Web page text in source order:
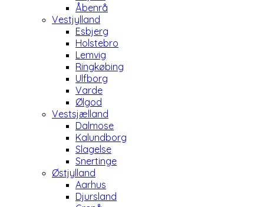
Åbenrå
Vestjylland
Esbjerg
Holstebro
Lemvig
Ringkøbing
Ulfborg
Varde
Ølgod
Vestsjælland
Dalmose
Kalundborg
Slagelse
Snertinge
Østjylland
Aarhus
Djursland